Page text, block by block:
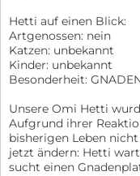
Hetti auf einen Blick:
Artgenossen: nein
Katzen: unbekannt
Kinder: unbekannt
Besonderheit:
Unsere Omi Hetti
Aufgrund ihrer
bisherigen Leben
jetzt ändern: Hetti
sucht einen